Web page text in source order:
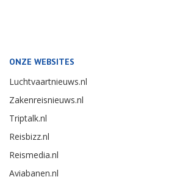
ONZE WEBSITES
Luchtvaartnieuws.nl
Zakenreisnieuws.nl
Triptalk.nl
Reisbizz.nl
Reismedia.nl
Aviabanen.nl